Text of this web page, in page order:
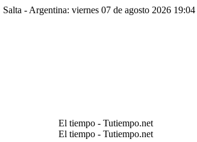
Salta - Argentina: viernes 07 de agosto 2026 19:04
El tiempo - Tutiempo.net
El tiempo - Tutiempo.net